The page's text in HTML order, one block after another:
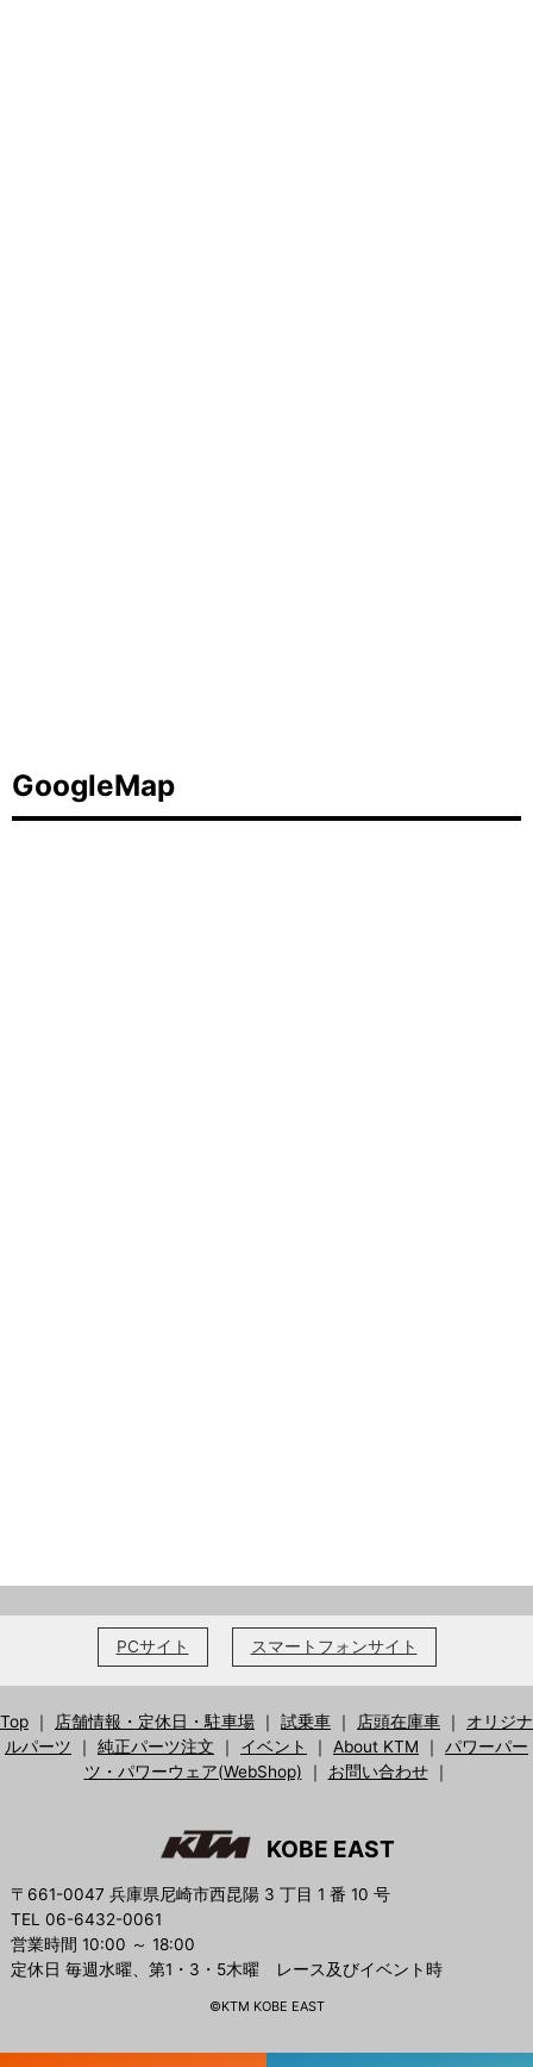
GoogleMap
PCサイト スマートフォンサイト
Top ｜ 店舗情報・定休日・駐車場 ｜ 試乗車 ｜ 店頭在庫車 ｜ オリジナ
ルパーツ ｜ 純正パーツ注文 ｜ イベント ｜ About KTM ｜ パワーパー
ツ・パワーウェア(WebShop) ｜ お問い合わせ｜
KOBE EAST
〒661-0047 兵庫県尼崎市西昆陽 3 丁目 1 番 10 号
TEL 06-6432-0061
営業時間 10:00 ～ 18:00
定休日 毎週水曜、第1・3・5木曜 レース及びイベント時
©KTM KOBE EAST